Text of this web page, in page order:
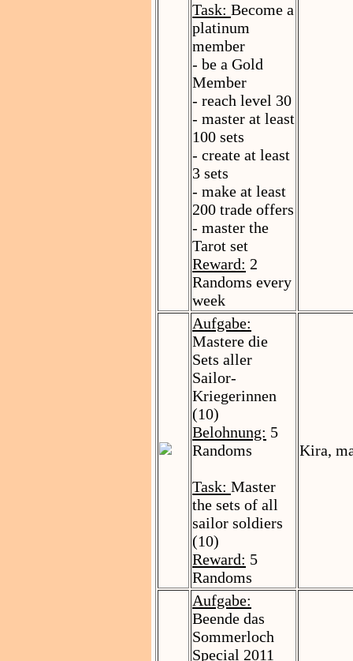
Task: Become a
platinum
member
- be a Gold
Member
- reach level 30
- master at least
100 sets
- create at least
3 sets
- make at least
200 trade offers
- master the
Tarot set
Reward: 2
Randoms every
week
Aufgabe:
Mastere die
Sets aller
Sailor-
Kriegerinnen
(10)
Belohnung: 5
Randoms
Task: Master
the sets of all
sailor soldiers
(10)
Reward: 5
Randoms
Kira,
Aufgabe:
Beende das
Sommerloch
Special 2011